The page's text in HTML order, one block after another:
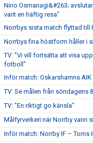
Nino Osmanagi&#263;
varit en häftig resa"
Norrbys sista match flyttad till
Norrbys fina höstform håller i
TV: ”Vi vill fortsätta att visa
fotboll”
Inför match: Oskarshamns
TV: Se målen från söndagens
TV: "En riktigt go känsla"
Målfyrverkeri när Norrby vann
Inför match: Norrby IF – Torns